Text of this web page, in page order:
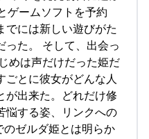
ゲームソフトを予約
でには新しい遊びがた
った。 そして、出会っ
めは声だけだった姫だ
ごとに彼女がどんな人
が出来た。どれだけ修
悩する姿、リンクへの
ゼルダ姫とは明らか